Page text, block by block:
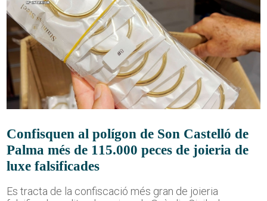
Confisquen al polígon de Son Castelló de
Palma més de 115.000 peces de joieria de
luxe falsificades
Es tracta de la confiscació més gran de joieria